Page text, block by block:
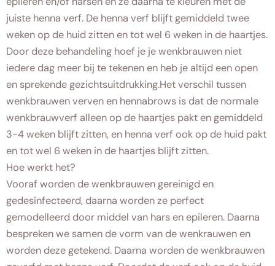
juiste henna verf. De henna verf blijft gemiddeld twee
weken op de huid zitten en tot wel 6 weken in de haartjes.
Door deze behandeling hoef je je wenkbrauwen niet
iedere dag meer bij te tekenen en heb je altijd een open
en sprekende gezichtsuitdrukking.Het verschil tussen
wenkbrauwen verven en hennabrows is dat de normale
wenkbrauwverf alleen op de haartjes pakt en gemiddeld
3-4 weken blijft zitten, en henna verf ook op de huid pakt
en tot wel 6 weken in de haartjes blijft zitten.
Hoe werkt het?
Vooraf worden de wenkbrauwen gereinigd en
gedesinfecteerd, daarna worden ze perfect
gemodelleerd door middel van hars en epileren. Daarna
bespreken we samen de vorm van de wenkrauwen en
worden deze getekend. Daarna worden de wenkbrauwen